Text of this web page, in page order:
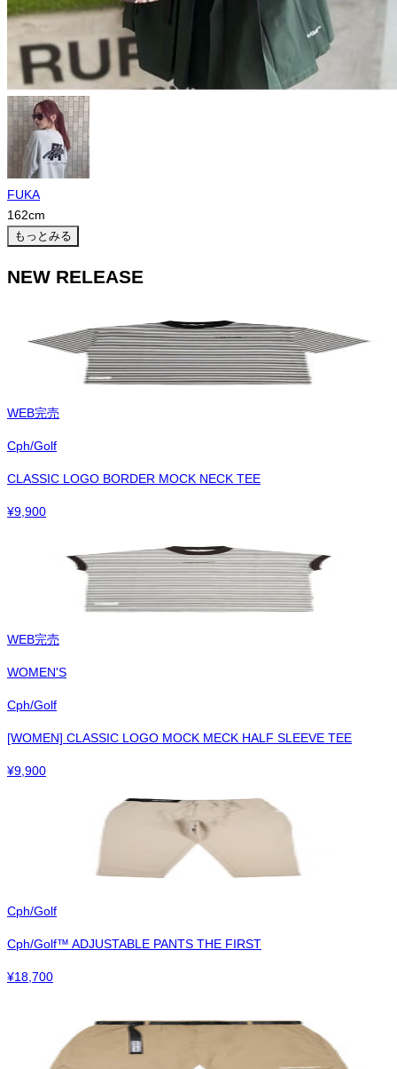
FUKA
162cm
もっとみる
NEW RELEASE
WEB完売
Cph/Golf
CLASSIC LOGO BORDER MOCK NECK TEE
¥9,900
WEB完売
WOMEN'S
Cph/Golf
[WOMEN] CLASSIC LOGO MOCK MECK HALF SLEEVE TEE
¥9,900
Cph/Golf
Cph/Golf™︎ ADJUSTABLE PANTS THE FIRST
¥18,700